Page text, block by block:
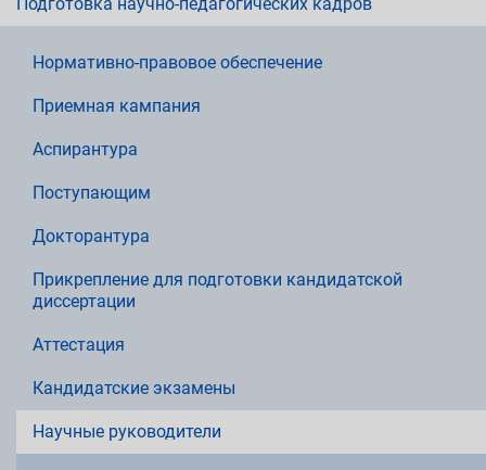
Нормативно-правовое обеспечение
Приемная кампания
Аспирантура
Поступающим
Докторантура
Прикрепление для подготовки кандидатской
диссертации
Аттестация
Кандидатские экзамены
Научные руководители